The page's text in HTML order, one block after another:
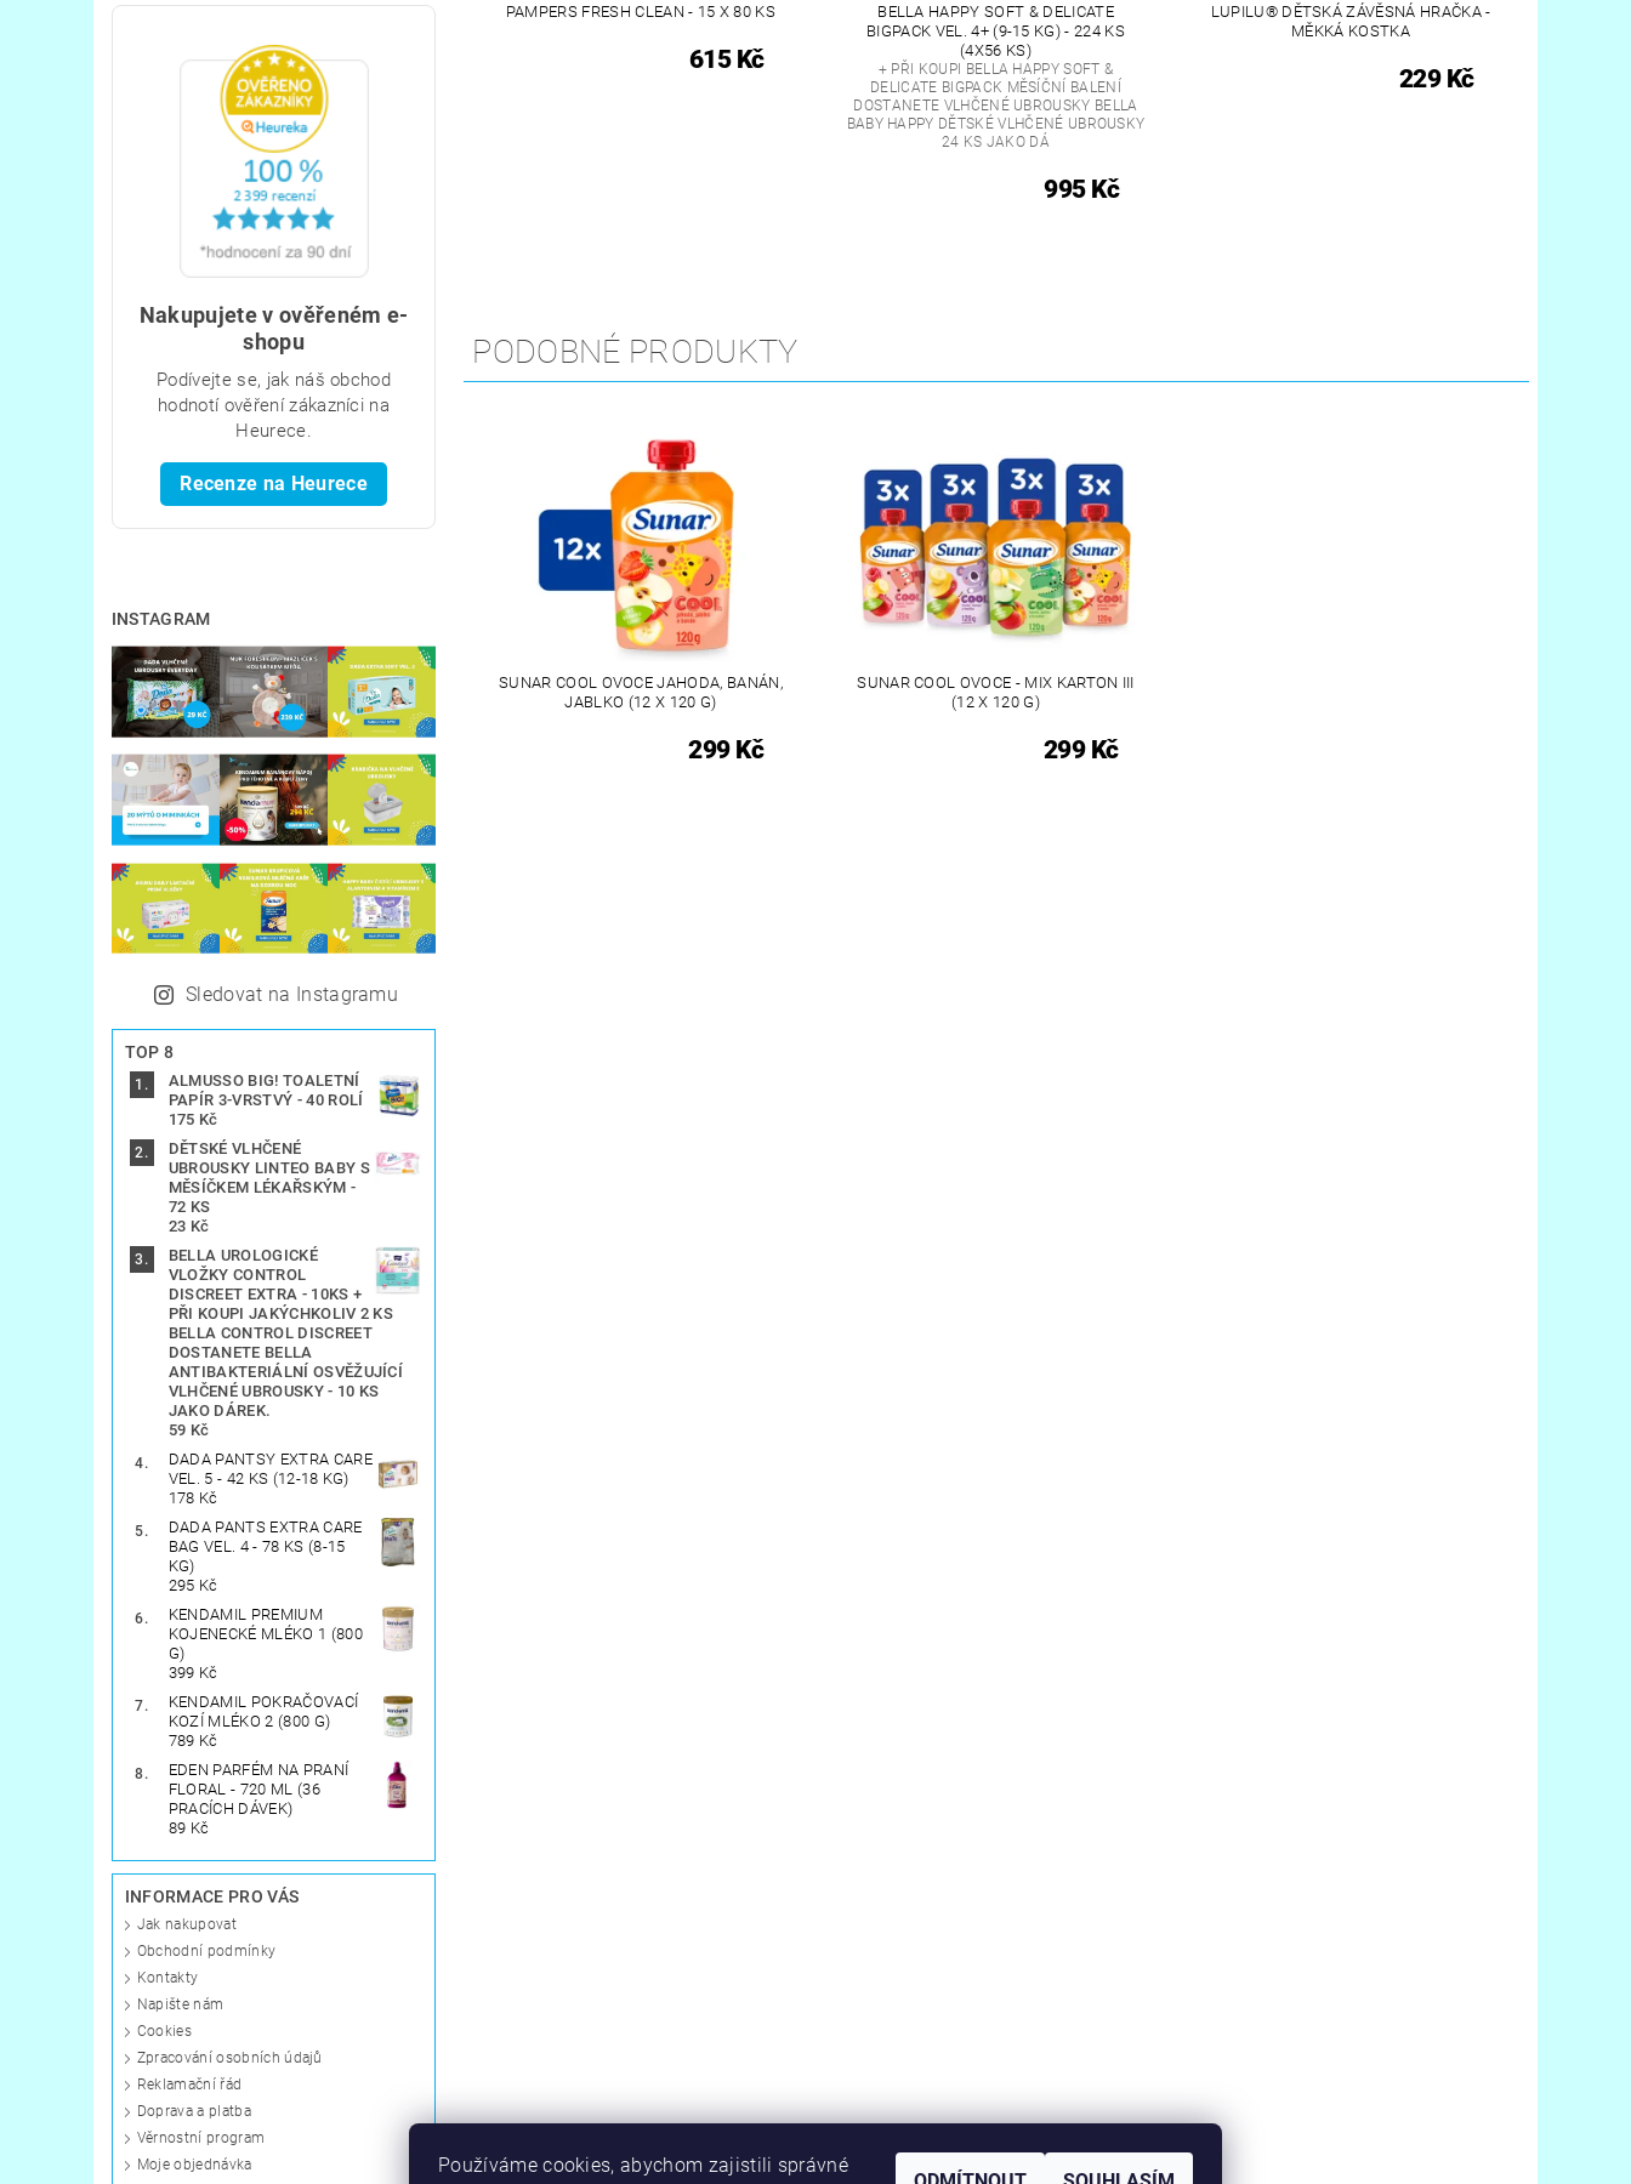
Nakupujete v ověřeném e-
shopu
Podívejte se, jak náš obchod
hodnotí ověření zákazníci na
Heurece.
Recenze na Heurece
INSTAGRAM
Sledovat na Instagramu
TOP 8
ALMUSSO BIG! TOALETNÍ
PAPÍR 3-VRSTVÝ - 40 ROLÍ
175 Kč
DĚTSKÉ VLHČENÉ
UBROUSKY LINTEO BABY S
MĚSÍČKEM LÉKAŘSKÝM -
72 KS
23 Kč
BELLA UROLOGICKÉ
VLOŽKY CONTROL
DISCREET EXTRA - 10KS +
PŘI KOUPI JAKÝCHKOLIV 2 KS
BELLA CONTROL DISCREET
DOSTANETE BELLA
ANTIBAKTERIÁLNÍ OSVĚŽUJÍCÍ
VLHČENÉ UBROUSKY - 10 KS
JAKO DÁREK.
59 Kč
DADA PANTSY EXTRA CARE
VEL. 5 - 42 KS (12-18 KG)
178 Kč
DADA PANTS EXTRA CARE
BAG VEL. 4 - 78 KS (8-15
KG)
295 Kč
KENDAMIL PREMIUM
KOJENECKÉ MLÉKO 1 (800
G)
399 Kč
KENDAMIL POKRAČOVACÍ
KOZÍ MLÉKO 2 (800 G)
789 Kč
EDEN PARFÉM NA PRANÍ
FLORAL - 720 ML (36
PRACÍCH DÁVEK)
89 Kč
INFORMACE PRO VÁS
Jak nakupovat
Obchodní podmínky
Kontakty
Napište nám
Cookies
Zpracování osobních údajů
Reklamační řád
Doprava a platba
Věrnostní program
Moje objednávka
PAMPERS FRESH CLEAN - 15 X 80 KS
615 Kč
BELLA HAPPY SOFT & DELICATE
BIGPACK VEL. 4+ (9-15 KG) - 224 KS
(4X56 KS)
+ PŘI KOUPI BELLA HAPPY SOFT &
DELICATE BIGPACK MĚSÍČNÍ BALENÍ
DOSTANETE VLHČENÉ UBROUSKY BELLA
BABY HAPPY DĚTSKÉ VLHČENÉ UBROUSKY
24 KS JAKO DÁ
995 Kč
LUPILU® DĚTSKÁ ZÁVĚSNÁ HRAČKA -
MĚKKÁ KOSTKA
229 Kč
PODOBNÉ PRODUKTY
SUNAR COOL OVOCE JAHODA, BANÁN,
JABLKO (12 X 120 G)
299 Kč
SUNAR COOL OVOCE - MIX KARTON III
(12 X 120 G)
299 Kč
Používáme cookies, abychom zajistili správné